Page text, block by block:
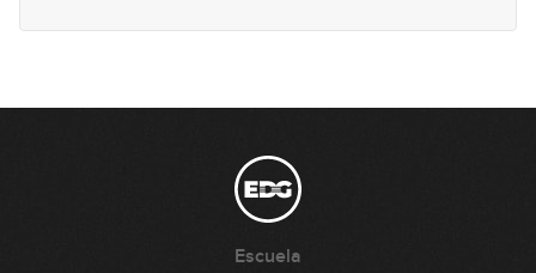
16
Uso de la escala lidia b7
Escala mixo b6
Escuela